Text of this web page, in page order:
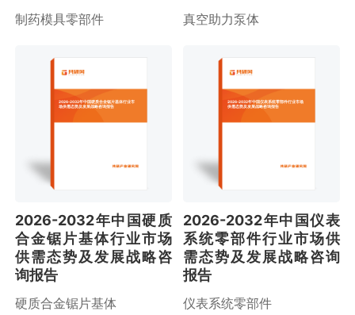
制药模具零部件 真空助力泵体
2026-2032年中国硬质合金锯片基体行业市
场供需态势及发展战略咨询报告
2026-2032年中国硬质
合金锯片基体行业市场
供需态势及发展战略咨
询报告
硬质合金锯片基体
2026-2032年中国仪表系统零部件行业市场
供需态势及发展战略咨询报告
2026-2032年中国仪表
系统零部件行业市场供
需态势及发展战略咨询
报告
仪表系统零部件